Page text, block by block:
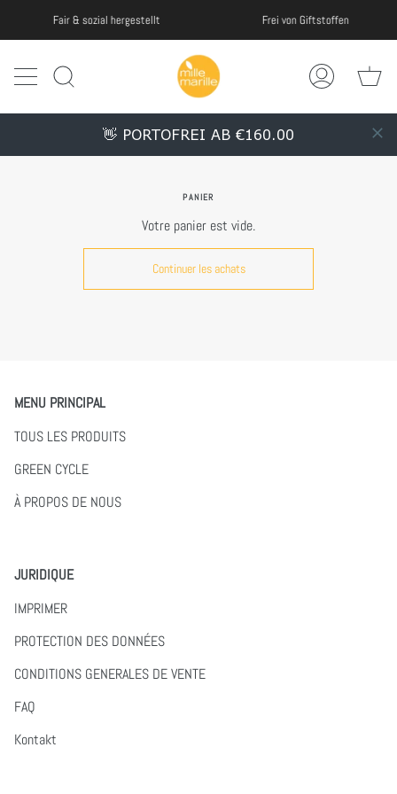
contenu
Fair & sozial hergestellt Frei von Giftstoffen
Recherche
Mon
👋 PORTOFREI AB €160.00
PANIER
Votre panier est vide.
Continuer les achats
MENU PRINCIPAL
TOUS LES PRODUITS
GREEN CYCLE
À PROPOS DE NOUS
JURIDIQUE
IMPRIMER
PROTECTION DES DONNÉES
CONDITIONS GENERALES DE VENTE
FAQ
Kontakt